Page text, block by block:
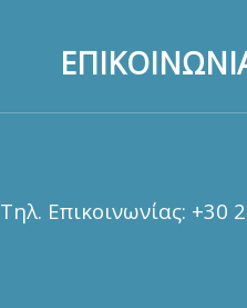
Τηλ. Επικοινωνίας: +30